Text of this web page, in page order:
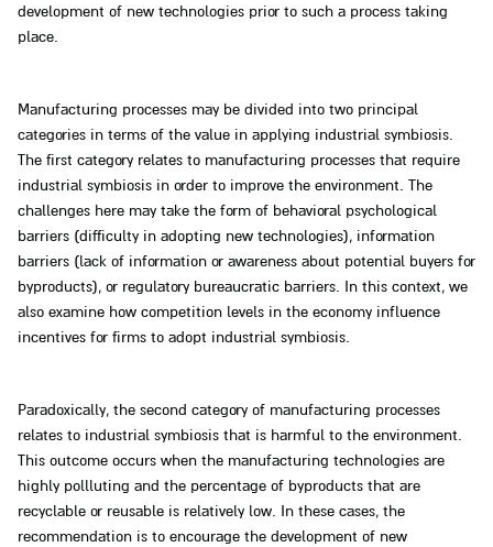
development of new technologies prior to such a process taking
place.
Manufacturing processes may be divided into two principal
categories in terms of the value in applying industrial symbiosis.
The first category relates to manufacturing processes that require
industrial symbiosis in order to improve the environment. The
challenges here may take the form of behavioral psychological
barriers (difficulty in adopting new technologies), information
barriers (lack of information or awareness about potential buyers for
byproducts), or regulatory bureaucratic barriers. In this context, we
also examine how competition levels in the economy influence
incentives for firms to adopt industrial symbiosis.
Paradoxically, the second category of manufacturing processes
relates to industrial symbiosis that is harmful to the environment.
This outcome occurs when the manufacturing technologies are
highly pollluting and the percentage of byproducts that are
recyclable or reusable is relatively low. In these cases, the
recommendation is to encourage the development of new